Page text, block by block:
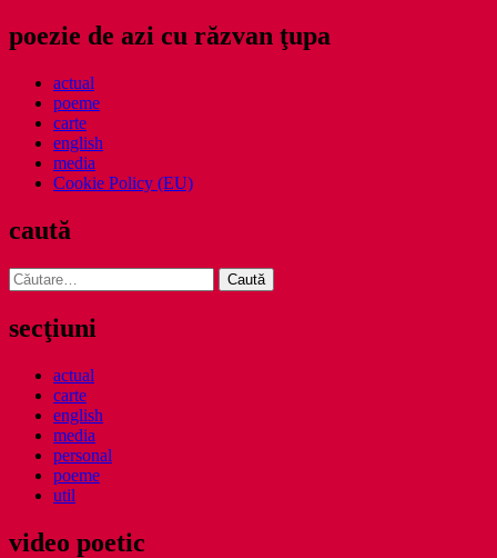
poezie de azi cu răzvan ţupa
actual
poeme
carte
english
media
Cookie Policy (EU)
caută
Caută
după:
secţiuni
actual
carte
english
media
personal
poeme
util
video poetic